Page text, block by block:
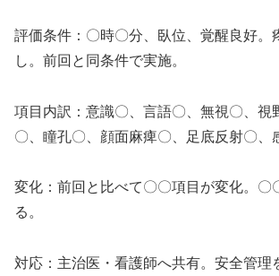
評価条件：〇時〇分、臥位、覚醒良好。
し。前回と同条件で実施。
項目内訳：意識〇、言語〇、無視〇、視
〇、瞳孔〇、顔面麻痺〇、足底反射〇、
変化：前回と比べて〇〇項目が変化。〇
る。
対応：主治医・看護師へ共有。安全管理